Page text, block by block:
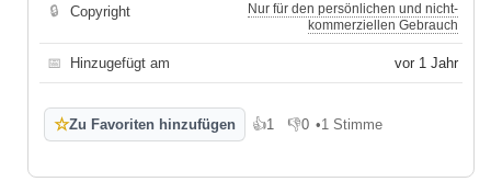
🔒 Copyright
Nur für den persönlichen und nicht-
kommerziellen Gebrauch
📅 Hinzugefügt am vor 1 Jahr
☆Zu Favoriten hinzufügen 👍1
Gefällt mir
👎0
Gefällt mir nicht
•1 Stimme